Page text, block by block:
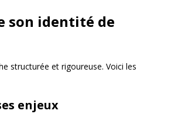
son identité de
structurée et rigoureuse. Voici les
enjeux